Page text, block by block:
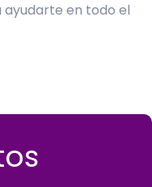
ayudarte en todo el